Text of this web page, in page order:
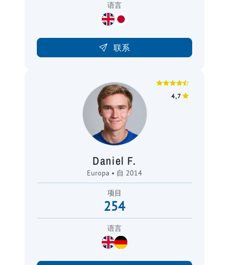
语言
联系
4,7
Daniel F.
Europa • 自 2014
项目
254
语言